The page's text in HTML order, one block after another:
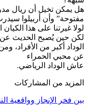
هل يمكن تخيل أن ريال
مفتوحة” وأن أربيلوا
لولا غيرتنا على هذا
لكن حين يُصبح الحديث عن
الوداد أكبر من
عن محبي الحمراء
عاش الوداد الرياضي.
المزيد من المشاركات
بين فخر الإنجاز